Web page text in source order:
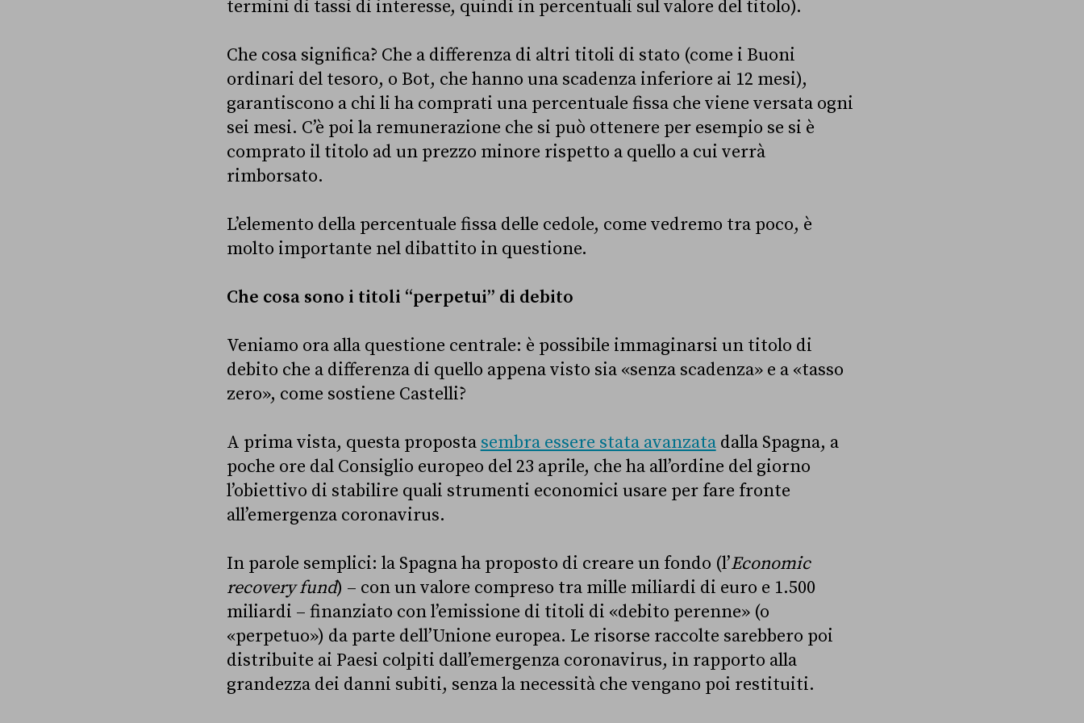
termini di tassi di interesse, quindi in percentuali sul valore del titolo).
Che cosa significa? Che a differenza di altri titoli di stato (come i Buoni
ordinari del tesoro, o Bot, che hanno una scadenza inferiore ai 12 mesi),
garantiscono a chi li ha comprati una percentuale fissa che viene versata ogni
sei mesi. C’è poi la remunerazione che si può ottenere per esempio se si è
comprato il titolo ad un prezzo minore rispetto a quello a cui verrà
rimborsato.
L’elemento della percentuale fissa delle cedole, come vedremo tra poco, è
molto importante nel dibattito in questione.
Che cosa sono i titoli “perpetui” di debito
Veniamo ora alla questione centrale: è possibile immaginarsi un titolo di
debito che a differenza di quello appena visto sia «senza scadenza» e a «tasso
zero», come sostiene Castelli?
A prima vista, questa proposta sembra essere stata avanzatadalla Spagna, a
poche ore dal Consiglio europeo del 23 aprile, che ha all’ordine del giorno
l’obiettivo di stabilire quali strumenti economici usare per fare fronte
all’emergenza coronavirus.
In parole semplici: la Spagna ha proposto di creare un fondo (l’Economic
recovery fund) – con un valore compreso tra mille miliardi di euro e 1.500
miliardi – finanziato con l’emissione di titoli di «debito perenne» (o
«perpetuo») da parte dell’Unione europea. Le risorse raccolte sarebbero poi
distribuite ai Paesi colpiti dall’emergenza coronavirus, in rapporto alla
grandezza dei danni subiti, senza la necessità che vengano poi restituiti.